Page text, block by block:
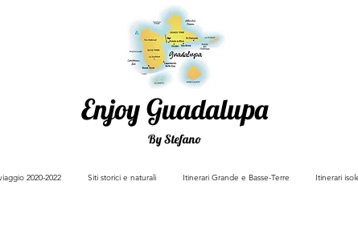
Enjoy Guadalupa
By Stefano
2020-2022 Siti storici e naturali Itinerari Grande e Basse-Terre Itinerari